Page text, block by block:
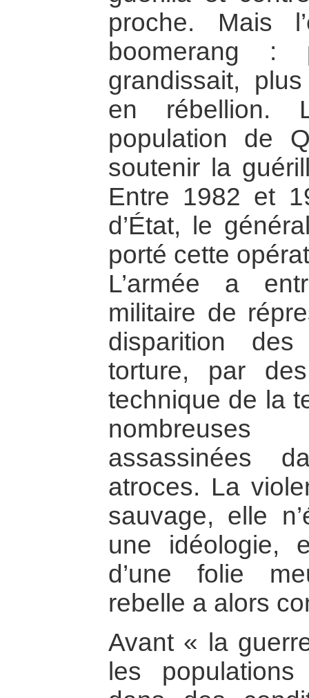
proche. Mais
boomerang :
grandissait,
en rébellion.
population de
soutenir la
Entre 1982 et
d’État, le
porté cette
L’armée a
militaire de
disparition
torture, par
technique de la
assassinées
atroces. La
sauvage, elle
une idéologie,
d’une folie
rebelle a alors
Avant « la
les